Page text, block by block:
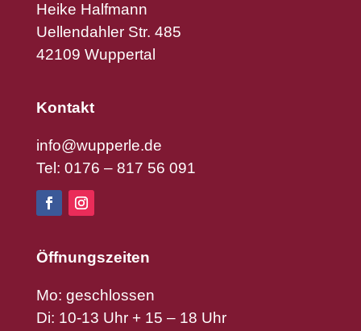
Heike Halfmann
Uellendahler Str. 485
42109 Wuppertal
Kontakt
info@wupperle.de
Tel: 0176 – 817 56 091
Öffnungszeiten
Mo: geschlossen
Di: 10-13 Uhr + 15 – 18 Uhr